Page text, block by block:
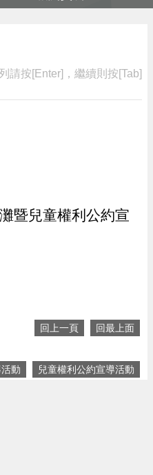
請按[Enter]，繼續則按[Tab]
暨兒童權利公約宣
回上一頁 回最上面
動 兒童權利公約宣導活動